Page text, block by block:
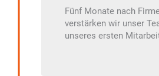
Fünf Monate nach
verstärken wir unser
unseres ersten